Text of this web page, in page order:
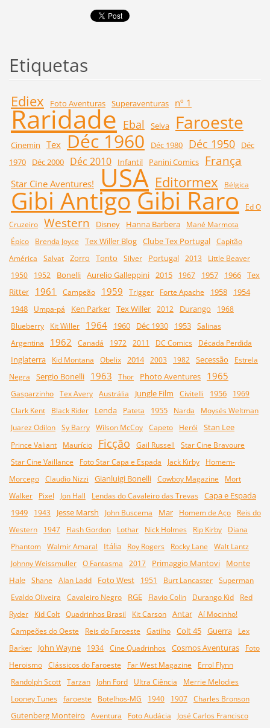
Etiquetas
Ediex Foto Aventuras Superaventuras nº 1
Raridade Ebal Selva Faroeste
Cinemin Tex Déc 1960 Déc 1980 Déc 1950
Déc
1970
Déc 2000 Déc 2010 Infantil Panini Comics França
Star Cine Aventures! USA Editormex Bélgica
Gibi AntigoGibi Raro
Ed O
Cruzeiro Western Disney Hanna Barbera
Mané Marmota
Épico
Brenda Joyce Tex Willer Blog Clube Tex Portugal Capitão
América
Salvat Zorro Tonto Silver Portugal 2013
Little Beaver
1950
1952 Bonelli Aurelio Galleppini 2015 1967 1957 1966 Tex
Ritter
1961 Campeão 1959 Trigger Forte Apache 1958
1954
1948
Umpa-pá Ken Parker Tex Willer 2012 Durango
1968
Blueberry
Kit Willer 1964 1960 Déc 1930 1953 Salinas
Argentina
1962 Canadá 1972 2011 DC Comics Década Perdida
Inglaterra Kid Montana Obelix 2014 2003 1982 Secessão
Estrela
Negra
Sergio Bonelli 1963 Thor Photo Aventures 1965
Gasparzinho Tex Avery Austrália Jungle Film Civitelli 1956
1969
Clark Kent
Black Rider Lenda Pateta 1955 Narda
Moysés Weltman
Juarez Odilon Sy Barry Wilson McCoy Capeto Herói Stan Lee
Prince Valiant Maurício Ficção Gail Russell
Star Cine Bravoure
Star Cine Vaillance
Foto Star Capa e Espada Jack Kirby
Homem-
Morcego Claudio Nizzi Gianluigi Bonelli Cowboy Magazine
Mort
Walker
Pixel Jon Hall Lendas do Cavaleiro das Trevas Capa e Espada
1949
1943 Jesse Marsh John Buscema Mar Homem de Aço
Reis do
Western
1947 Flash Gordon Lothar Nick Holmes Rip Kirby
Diana
Phantom Walmir Amaral Itália Roy Rogers Rocky Lane
Walt Lantz
Johnny Weissmuller O Fantasma 2017 Primaggio Mantovi
Monte
Hale Shane Alan Ladd Foto West 1951 Burt Lancaster Superman
Evaldo Oliveira
Cavaleiro Negro RGE Flavio Colin Durango Kid
Red
Ryder
Kid Colt Quadrinhos Brasil Kit Carson Antar Aí Mocinho!
Campeões do Oeste
Reis do Faroeste Gatilho Colt 45 Guerra
Lex
Barker
John Wayne 1934 Cine Quadrinhos Cosmos Aventuras
Foto
Heroismo Clássicos do Faroeste Far West Magazine
Errol Flynn
Randolph Scott Tarzan John Ford Ultra Ciência
Merrie Melodies
Looney Tunes faroeste Botelhos-MG 1940 1907 Charles Bronson
Gutenberg Monteiro Aventura Foto Audácia
José Carlos Francisco